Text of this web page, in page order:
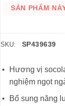
SẢN PHẨM
SKU: SP439639
Hương vị
nghiệm ngọt
Bổ sung năng